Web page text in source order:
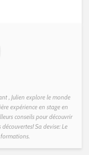
, Julien explore le monde
expérience en stage en
conseils pour découvrir
Sa devise: Le